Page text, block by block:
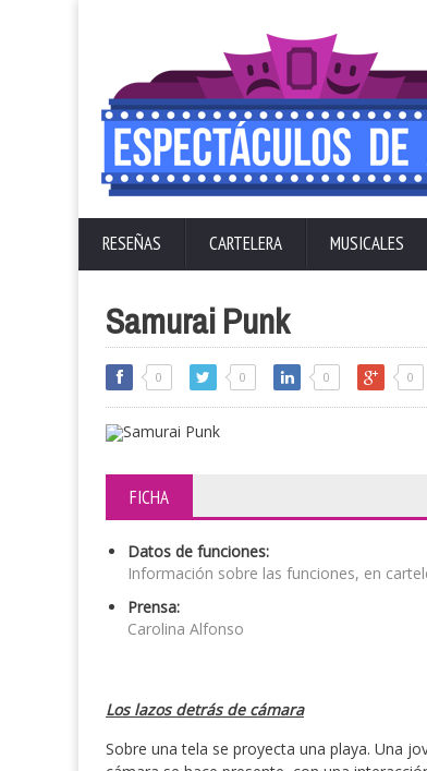
RESEÑAS CARTELERA MUSICALES
Samurai Punk
0 0 0 0
FICHA
Datos de funciones:
Información sobre las funciones, en
Prensa:
Carolina Alfonso
Los lazos detrás de cámara
Sobre una tela se proyecta una playa. Una